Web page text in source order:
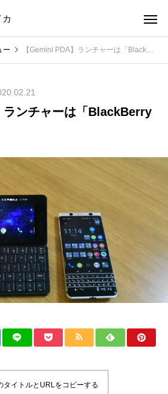
ー 【Gemini PDA】ランチャーは「BlackBerry ランチャー」
ランチャーは「BlackBerry
タイトルとURLをコピーする